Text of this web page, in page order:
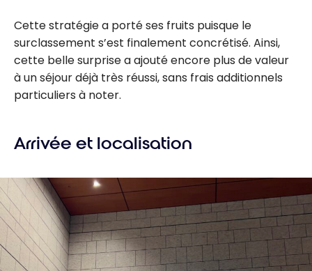
Cette stratégie a porté ses fruits puisque le
surclassement s’est finalement concrétisé. Ainsi,
cette belle surprise a ajouté encore plus de valeur
à un séjour déjà très réussi, sans frais additionnels
particuliers à noter.
Arrivée et localisation